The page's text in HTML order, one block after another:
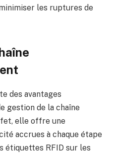
les ruptures de
des avantages
gestion de la chaîne
elle offre une
accrues à chaque étape
étiquettes RFID sur les